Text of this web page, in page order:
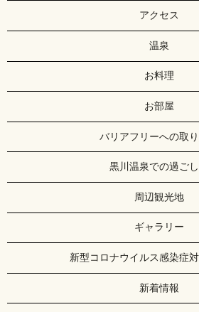
アクセス
温泉
お料理
お部屋
バリアフリーへの取
黒川温泉での過ご
周辺観光地
ギャラリー
新型コロナウイルス感染症
新着情報